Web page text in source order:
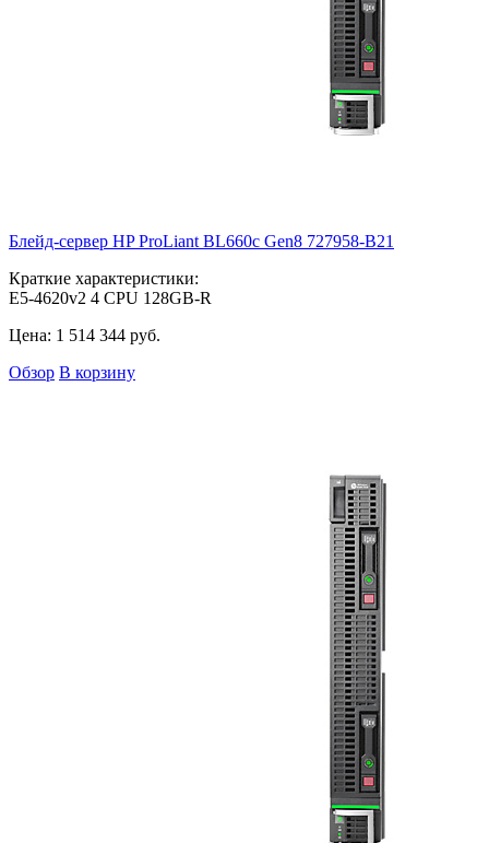
Блейд-сервер HP ProLiant BL660c Gen8 727958-B21
Краткие характеристики:
E5-4620v2 4 CPU 128GB-R
Цена: 1 514 344 руб.
Обзор В корзину